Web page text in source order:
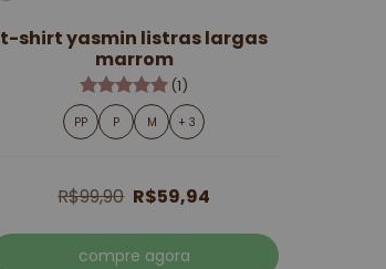
t-shirt yasmin listras largas
marrom
(1)
PP P M + 3
R$99,90 R$59,94
compre agora